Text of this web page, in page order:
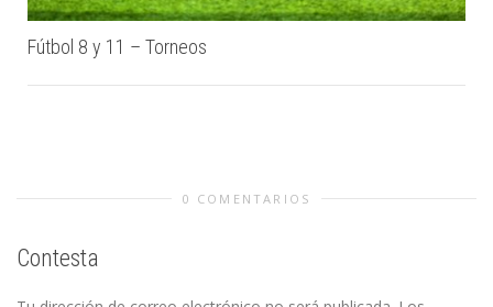
Fútbol 8 y 11 – Torneos
0 COMENTARIOS
Contesta